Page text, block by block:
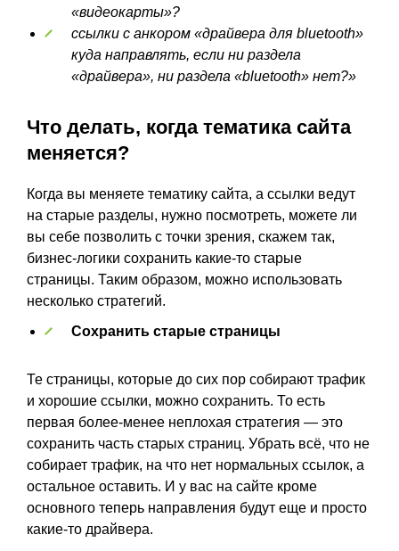
«видеокарты»?
ссылки с анкором «драйвера для bluetooth»
куда направлять, если ни раздела
«драйвера», ни раздела «bluetooth» нет?»
Что делать, когда тематика сайта
меняется?
Когда вы меняете тематику сайта, а ссылки ведут
на старые разделы, нужно посмотреть, можете ли
вы себе позволить с точки зрения, скажем так,
бизнес-логики сохранить какие-то старые
страницы. Таким образом, можно использовать
несколько стратегий.
Сохранить старые страницы
Те страницы, которые до сих пор собирают трафик
и хорошие ссылки, можно сохранить. То есть
первая более-менее неплохая стратегия — это
сохранить часть старых страниц. Убрать всё, что не
собирает трафик, на что нет нормальных ссылок, а
остальное оставить. И у вас на сайте кроме
основного теперь направления будут еще и просто
какие-то драйвера.